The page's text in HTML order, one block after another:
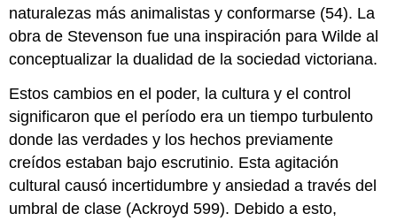
naturalezas más animalistas y conformarse (54). La
obra de Stevenson fue una inspiración para Wilde al
conceptualizar la dualidad de la sociedad victoriana.
Estos cambios en el poder, la cultura y el control
significaron que el período era un tiempo turbulento
donde las verdades y los hechos previamente
creídos estaban bajo escrutinio. Esta agitación
cultural causó incertidumbre y ansiedad a través del
umbral de clase (Ackroyd 599). Debido a esto,